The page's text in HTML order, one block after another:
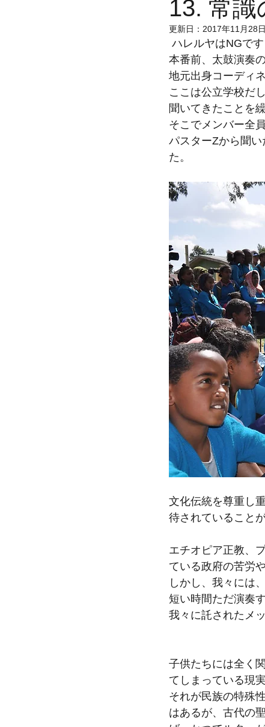
13. 常
更新日： 2017年11月28日
ハレルヤはNGです
本番前、太鼓演奏
地元出身コーディ
ここは公立学校だ
聞いてきたことを
そこでメンバー全
パスターZから聞
た。
文化伝統を尊重し
待されていること
エチオピア正教、
ている政府の苦労
しかし、我々には
短い時間ただ演奏
我々に託されたメ
子供たちには全く
てしまっている現
それが民族の特殊
はあるが、古代の